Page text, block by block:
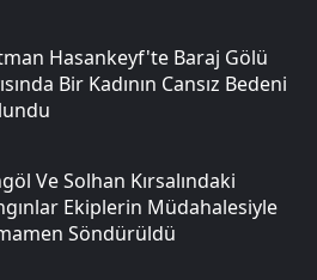
Hasankeyf'te Baraj Gölü
Bir Kadının Cansız Bedeni
Ve Solhan Kırsalındaki
Ekiplerin Müdahalesiyle
Söndürüldü